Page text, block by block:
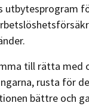
utbytesprogram
till rätta med
rusta för
bättre och